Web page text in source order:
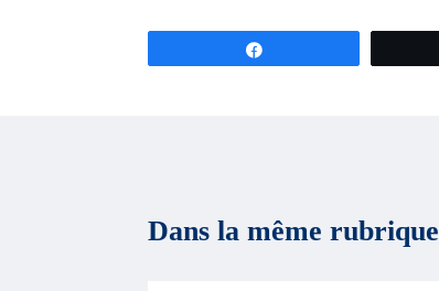
Dans la même rubrique